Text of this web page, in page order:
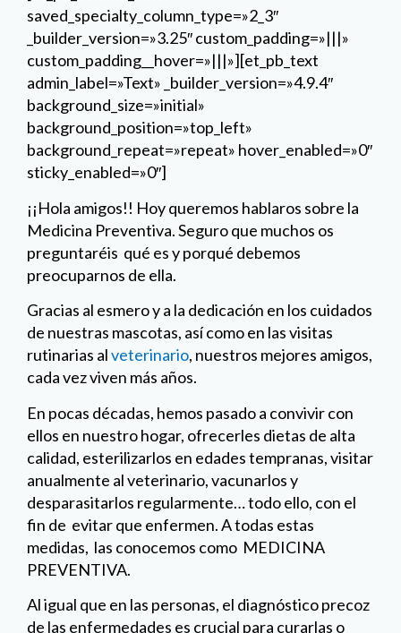
saved_specialty_column_type=»2_3″
_builder_version=»3.25″ custom_padding=»|||»
custom_padding__hover=»|||»][et_pb_text
admin_label=»Text» _builder_version=»4.9.4″
background_size=»initial»
background_position=»top_left»
background_repeat=»repeat» hover_enabled=»0″
sticky_enabled=»0″]
¡¡Hola amigos!! Hoy queremos hablaros sobre la
Medicina Preventiva. Seguro que muchos os
preguntaréis qué es y porqué debemos
preocuparnos de ella.
Gracias al esmero y a la dedicación en los cuidados
de nuestras mascotas, así como en las visitas
rutinarias alveterinario, nuestros mejores amigos,
cada vez viven más años.
En pocas décadas, hemos pasado a convivir con
ellos en nuestro hogar, ofrecerles dietas de alta
calidad, esterilizarlos en edades tempranas, visitar
anualmente al veterinario, vacunarlos y
desparasitarlos regularmente… todo ello, con el
fin de evitar que enfermen. A todas estas
medidas, las conocemos como MEDICINA
PREVENTIVA.
Al igual que en las personas, el diagnóstico precoz
de las enfermedades es crucial para curarlas o